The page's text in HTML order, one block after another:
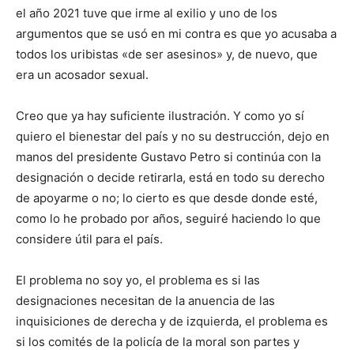
el año 2021 tuve que irme al exilio y uno de los
argumentos que se usó en mi contra es que yo acusaba a
todos los uribistas «de ser asesinos» y, de nuevo, que
era un acosador sexual.
Creo que ya hay suficiente ilustración. Y como yo sí
quiero el bienestar del país y no su destrucción, dejo en
manos del presidente Gustavo Petro si continúa con la
designación o decide retirarla, está en todo su derecho
de apoyarme o no; lo cierto es que desde donde esté,
como lo he probado por años, seguiré haciendo lo que
considere útil para el país.
El problema no soy yo, el problema es si las
designaciones necesitan de la anuencia de las
inquisiciones de derecha y de izquierda, el problema es
si los comités de la policía de la moral son partes y